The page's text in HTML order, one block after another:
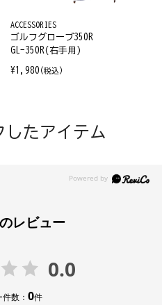
ACCESSORIES
ゴルフグローブ350R
GL-350R(右手用)
¥1,980 (税込)
したアイテム
レビュー
0.0
件数：0件